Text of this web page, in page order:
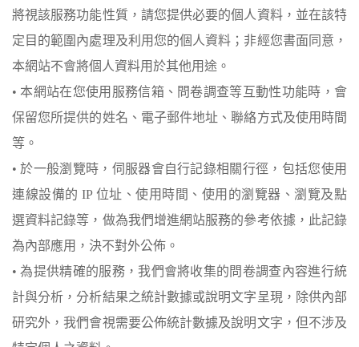
將視該服務功能性質，請您提供必要的個人資料，並在該特
定目的範圍內處理及利用您的個人資料；非經您書面同意，
本網站不會將個人資料用於其他用途。
• 本網站在您使用服務信箱、問卷調查等互動性功能時，會
保留您所提供的姓名、電子郵件地址、聯絡方式及使用時間
等。
• 於一般瀏覽時，伺服器會自行記錄相關行徑，包括您使用
連線設備的 IP 位址、使用時間、使用的瀏覽器、瀏覽及點
選資料記錄等，做為我們增進網站服務的參考依據，此記錄
為內部應用，決不對外公佈。
• 為提供精確的服務，我們會將收集的問卷調查內容進行統
計與分析，分析結果之統計數據或說明文字呈現，除供內部
研究外，我們會視需要公佈統計數據及說明文字，但不涉及